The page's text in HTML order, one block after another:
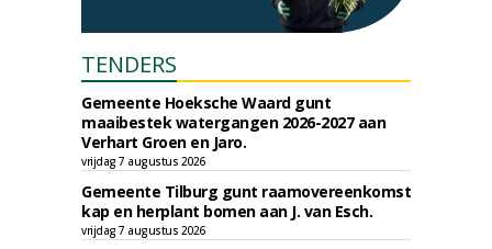
TENDERS
Gemeente Hoeksche Waard gunt
maaibestek watergangen 2026-2027 aan
Verhart Groen en Jaro.
vrijdag 7 augustus 2026
Gemeente Tilburg gunt raamovereenkomst
kap en herplant bomen aan J. van Esch.
vrijdag 7 augustus 2026